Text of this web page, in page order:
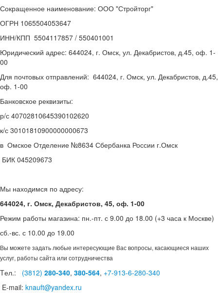
Сокращенное наименование: ООО "Стройторг"
ОГРН 1065504053647
ИНН/КПП 5504117857 / 550401001
Юридический адрес: 644024, г. Омск, ул. Декабристов, д.45, оф. 1-
00
Для почтовых отправлений: 644024, г. Омск, ул. Декабристов, д.45,
оф. 1-00
Банковское реквизиты:
р/с 40702810645390102620
к/с 30101810900000000673
в Омское Отделение №8634 Сбербанка России г.Омск
БИК 045209673
Мы находимся по адресу:
644024, г. Омск, Декабристов, 45, оф. 1-00
Режим работы магазина: пн.-пт. с 9.00 до 18.00 (+3 часа к Москве)
сб.-вс. с 10.00 до 19.00
Вы можете задать любые интересующие Вас вопросы, касающиеся наших
услуг, работы сайта или сотрудничества
Tел.: (3812) 280-340, 380-564, +7-913-6-280-340
E-mail: knauft@yandex.ru